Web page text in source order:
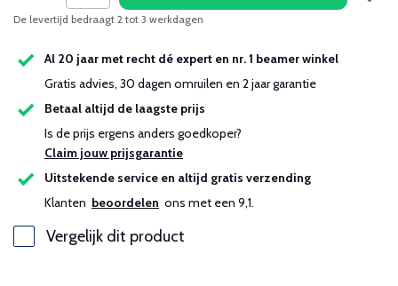
De levertijd bedraagt 2 tot 3 werkdagen
Al 20 jaar met recht dé expert en nr. 1 beamer winkel
Gratis advies, 30 dagen omruilen en 2 jaar garantie
Betaal altijd de laagste prijs
Is de prijs ergens anders goedkoper?
Claim jouw prijsgarantie
Uitstekende service en altijd gratis verzending
Klanten beoordelen ons met een 9,1.
Vergelijk dit product